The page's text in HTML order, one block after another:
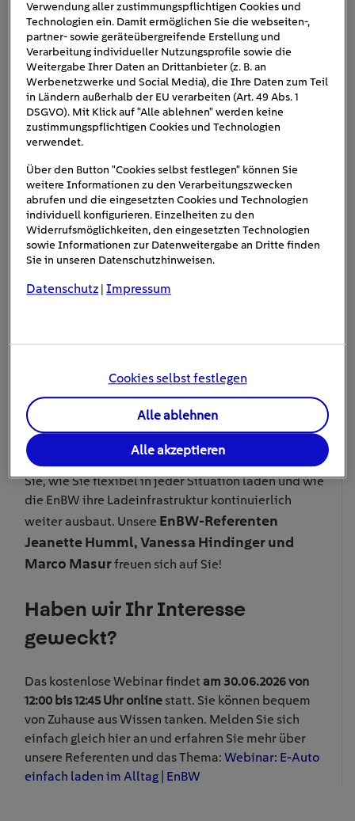
Dauer: 12:00 - 12:45 Uhr
Wo: Live Online Webinar
Eventbeschreibung
Erleben Sie in unserem Webinar, wie Sie Ihr E-Auto
zeigen Ihnen, wie EnBW mobility+ komfortables
Laden in unterschiedlichsten Alltagssituationen
ermöglicht und warum ein starkes Ladenetz
entscheidend für entspanntes elektrisches Fahren ist.
Profitieren Sie von praktischen Tipps und erfahren
Sie, wie Sie flexibel in jeder Situation laden und wie
die EnBW ihre Ladeinfrastruktur kontinuierlich
weiter ausbaut. Unsere EnBW-Referenten
Jeanette Humml, Vanessa Hindinger und
Marco Masurfreuen sich auf Sie!
Haben wir Ihr Interesse
geweckt?
Das kostenlose Webinar findet am 30.06.2026 von
12:00 bis 12:45 Uhr online statt. Sie können bequem
von Zuhause aus Wissen tanken. Melden Sie sich
einfach gleich hier an und erfahren Sie mehr über
unsere Referenten und das Thema: Webinar: E-Auto
einfach laden im Alltag | EnBW
Verwendung aller zustimmungspflichtigen Cookies und
Technologien ein. Damit ermöglichen Sie die webseiten-,
partner- sowie geräteübergreifende Erstellung und
Verarbeitung individueller Nutzungsprofile sowie die
Weitergabe Ihrer Daten an Drittanbieter (z. B. an
Werbenetzwerke und Social Media), die Ihre Daten zum Teil
in Ländern außerhalb der EU verarbeiten (Art. 49 Abs. 1
DSGVO). Mit Klick auf "Alle ablehnen" werden keine
zustimmungspflichtigen Cookies und Technologien
verwendet.
Über den Button "Cookies selbst festlegen" können Sie
weitere Informationen zu den Verarbeitungszwecken
abrufen und die eingesetzten Cookies und Technologien
individuell konfigurieren. Einzelheiten zu den
Widerrufsmöglichkeiten, den eingesetzten Technologien
sowie Informationen zur Datenweitergabe an Dritte finden
Sie in unseren Datenschutzhinweisen.
Datenschutz |Impressum
Cookies selbst festlegen
Alle ablehnen
Alle akzeptieren